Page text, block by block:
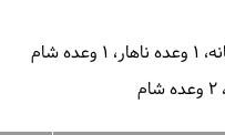
1 وعده ناهار
1 وعده شام
2 وعده شام